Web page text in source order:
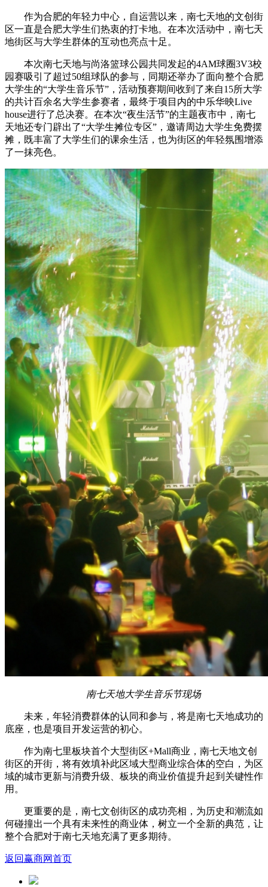
作为合肥的年轻力中心，自运营以来，南七天地的文创街
区一直是合肥大学生们热衷的打卡地。在本次活动中，南七天
地街区与大学生群体的互动也亮点十足。
本次南七天地与尚洛篮球公园共同发起的4AM球圈3V3校
园赛吸引了超过50组球队的参与，同期还举办了面向整个合肥
大学生的“大学生音乐节”，活动预赛期间收到了来自15所大学
的共计百余名大学生参赛者，最终于项目内的中乐华映Live
house进行了总决赛。在本次“夜生活节”的主题夜市中，南七
天地还专门辟出了“大学生摊位专区”，邀请周边大学生免费摆
摊，既丰富了大学生们的课余生活，也为街区的年轻氛围增添
了一抹亮色。
南七天地大学生音乐节现场
未来，年轻消费群体的认同和参与，将是南七天地成功的
底座，也是项目开发运营的初心。
作为南七里板块首个大型街区+Mall商业，南七天地文创
街区的开街，将有效填补此区域大型商业综合体的空白，为区
域的城市更新与消费升级、板块的商业价值提升起到关键性作
用。
更重要的是，南七文创街区的成功亮相，为历史和潮流如
何碰撞出一个具有未来性的商业体，树立一个全新的典范，让
整个合肥对于南七天地充满了更多期待。
返回赢商网首页